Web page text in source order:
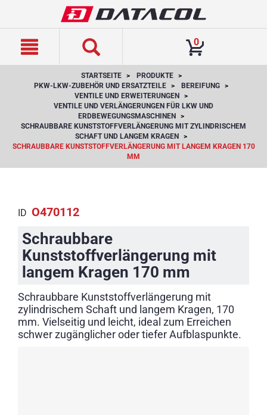
0
STARTSEITE
PRODUKTE
PKW-LKW-ZUBEHÖR UND ERSATZTEILE
BEREIFUNG
VENTILE UND ERWEITERUNGEN
VENTILE UND VERLÄNGERUNGEN FÜR LKW UND
ERDBEWEGUNGSMASCHINEN
SCHRAUBBARE KUNSTSTOFFVERLÄNGERUNG MIT ZYLINDRISCHEM
SCHAFT UND LANGEM KRAGEN
SCHRAUBBARE KUNSTSTOFFVERLÄNGERUNG MIT LANGEM KRAGEN 170
MM
ID O470112
Schraubbare
Kunststoffverlängerung mit
langem Kragen 170 mm
Schraubbare Kunststoffverlängerung mit
zylindrischem Schaft und langem Kragen, 170
mm. Vielseitig und leicht, ideal zum Erreichen
schwer zugänglicher oder tiefer Aufblaspunkte.